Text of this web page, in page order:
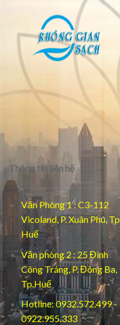
Thông tin liên hệ
Văn Phòng 1 : C3-112
Vicoland, P. Xuân Phú, Tp
Huế
Văn phòng 2 : 25 Đinh
Công Tráng, P. Đông Ba,
Tp.Huế
Hotline: 0932.572.499 -
0922.955.333